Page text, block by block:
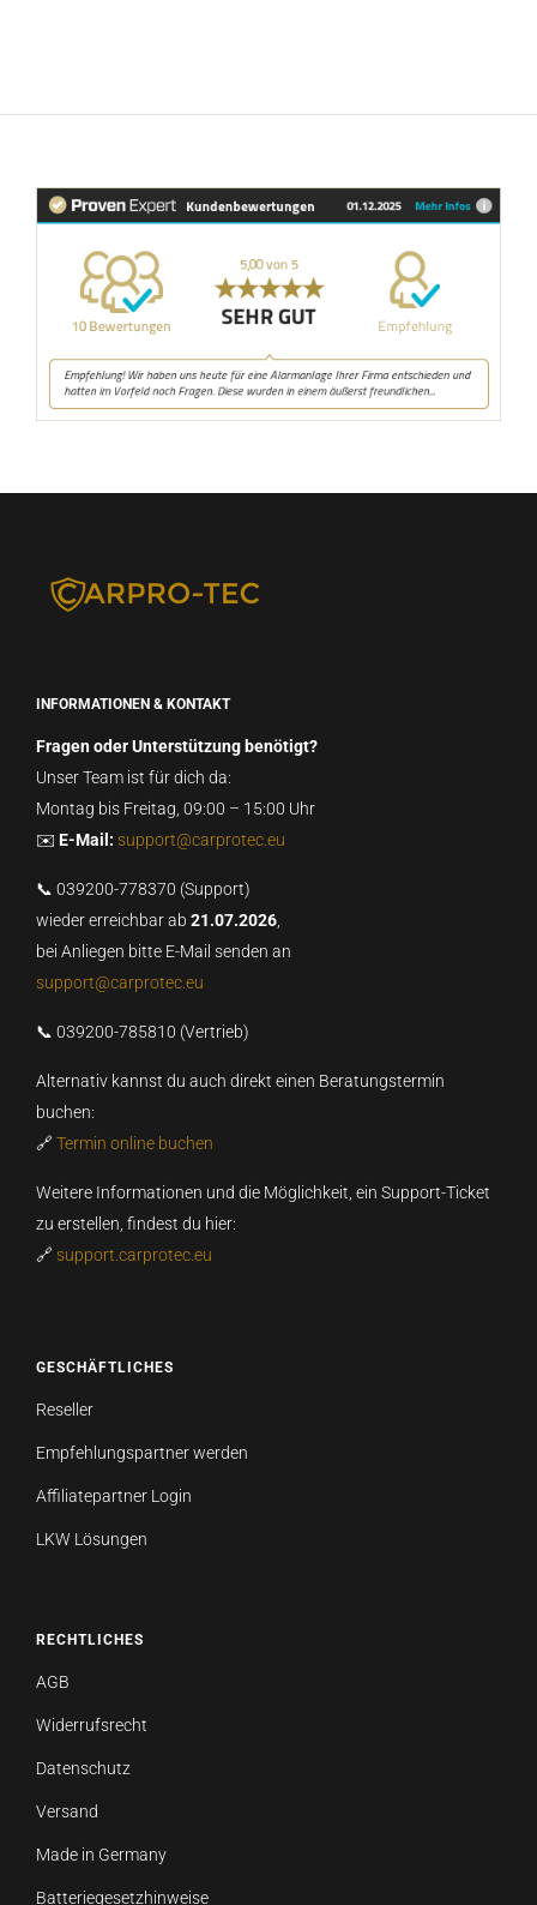
INFORMATIONEN & KONTAKT
Fragen oder Unterstützung benötigt?
Unser Team ist für dich da:
Montag bis Freitag, 09:00 – 15:00 Uhr
✉️ E-Mail: support@carprotec.eu
📞 039200-778370 (Support)
wieder erreichbar ab 21.07.2026,
bei Anliegen bitte E-Mail senden an
support@carprotec.eu
📞 039200-785810 (Vertrieb)
Alternativ kannst du auch direkt einen Beratungstermin
buchen:
🔗Termin online buchen
Weitere Informationen und die Möglichkeit, ein Support-Ticket
zu erstellen, findest du hier:
🔗 support.carprotec.eu
GESCHÄFTLICHES
Reseller
Empfehlungspartner werden
Affiliatepartner Login
LKW Lösungen
RECHTLICHES
AGB
Widerrufsrecht
Datenschutz
Versand
Made in Germany
Batteriegesetzhinweise